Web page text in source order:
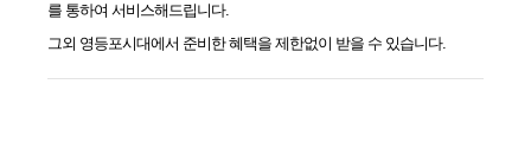
를 통하여 서비스해드립니다.
그외 영등포시대에서 준비한 혜택을 제한없이 받을 수 있습니다.